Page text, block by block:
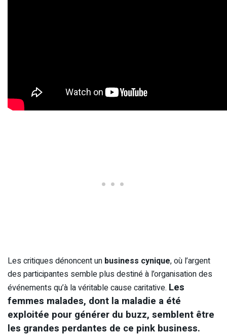
Les critiques dénoncent un business cynique, où l’argent
des participantes semble plus destiné à l’organisation des
événements qu’à la véritable cause caritative. Les
femmes malades, dont la maladie a été
exploitée pour générer du buzz, semblent être
les grandes perdantes de ce pink business.